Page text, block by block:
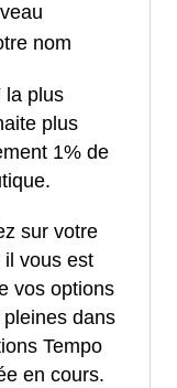
nom
la plus
plus
1% de
sur votre
il vous est
vos options
dans
Tempo
en cours.